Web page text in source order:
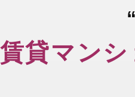
賃貸マン